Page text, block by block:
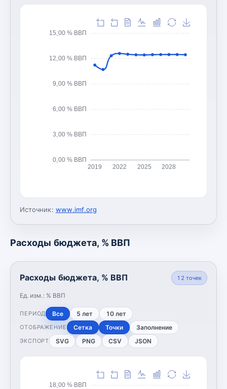
0,00 % ВВП
3,00 % ВВП
6,00 % ВВП
9,00 % ВВП
12,00 % ВВП
15,00 % ВВП
2019 2022 2025 2028
Источник: www.imf.org
Расходы бюджета, % ВВП
Расходы бюджета, % ВВП
Ед. изм.: % ВВП
12 точек
ПЕРИОД Все 5 лет 10 лет
ОТОБРАЖЕНИЕ Сетка Точки Заполнение
ЭКСПОРТ SVG PNG CSV JSON
18,00 % ВВП